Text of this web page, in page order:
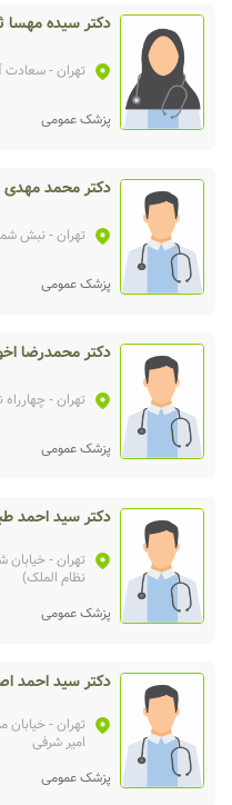
دکتر سیده مهسا
تهران- سعادت
پزشک عمومی
دکتر محمد مهدی
تهران- نبش
پزشک عمومی
دکتر محمدرضا
تهران- چهارراه
پزشک عمومی
دکتر سید احمد
تهران- خیابان
نظام الملک)
پزشک عمومی
دکتر سید احمد
تهران- خیابان
امیر شرفی
پزشک عمومی